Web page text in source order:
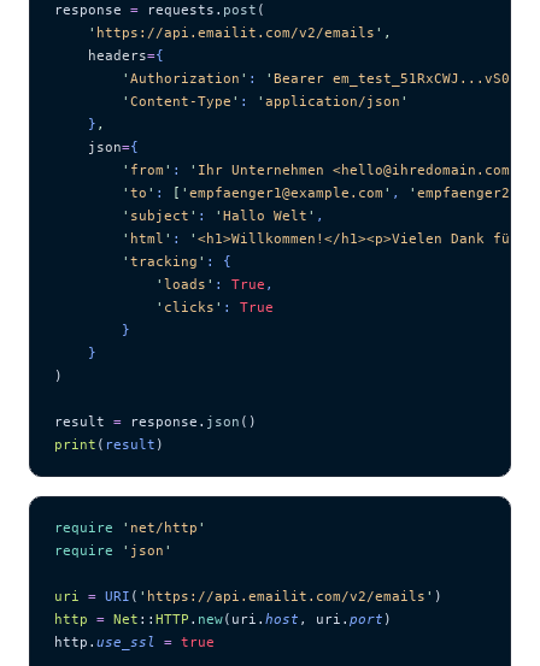
response = requests. post (
    '
https://api.emailit.com/v2/emails ' ,
    headers
={
        '
Authorization ' : ' Bearer
        '
Content-Type ' : ' application/json '
    }
,
    json
={
        '
from ' : ' Ihr Unternehmen <hello@ihredomain.com>
        '
to ' : [ ' empfaenger1@example.com ' , '
        '
subject ' : ' Hallo Welt ' ,
        '
html ' : ' <h1>Willkommen!</h1><p>Vielen Dank für
        '
tracking ' : {
            '
loads ' : True ,
            '
clicks ' : True
        }
    }
)
result = response. json ()
print ( result )
require ' net/http '
require ' json '
uri = URI ( ' https://api.emailit.com/v2/emails ' )
http = Net :: HTTP . new(uri. host , uri. port )
http. use_ssl = true